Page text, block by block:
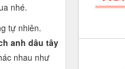
nhé.
tự nhiên.
anh dâu tây
nhau như